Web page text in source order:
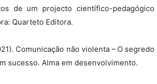
de um projecto científico-pedagógico
Quarteto Editora.
Comunicação não violenta – O segredo
sucesso. Alma em desenvolvimento.